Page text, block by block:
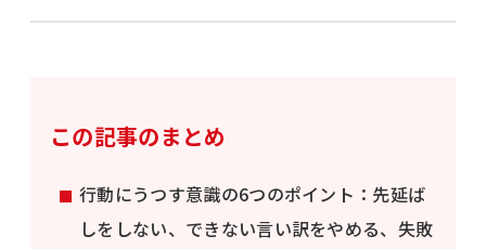
この記事のまとめ
行動にうつす意識の6つのポイント：先延ば
しをしない、できない言い訳をやめる、失敗